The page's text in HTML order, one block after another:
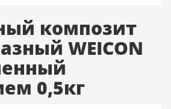
композит
WEICON
0,5кг